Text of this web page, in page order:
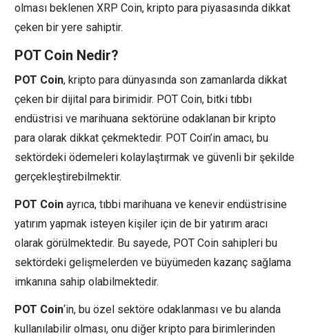
olması beklenen XRP Coin, kripto para piyasasında dikkat
çeken bir yere sahiptir.
POT Coin Nedir?
POT Coin, kripto para dünyasında son zamanlarda dikkat
çeken bir dijital para birimidir. POT Coin, bitki tıbbı
endüstrisi ve marihuana sektörüne odaklanan bir kripto
para olarak dikkat çekmektedir. POT Coin’in amacı, bu
sektördeki ödemeleri kolaylaştırmak ve güvenli bir şekilde
gerçekleştirebilmektir.
POT Coin ayrıca, tıbbi marihuana ve kenevir endüstrisine
yatırım yapmak isteyen kişiler için de bir yatırım aracı
olarak görülmektedir. Bu sayede, POT Coin sahipleri bu
sektördeki gelişmelerden ve büyümeden kazanç sağlama
imkanına sahip olabilmektedir.
POT Coin‘in, bu özel sektöre odaklanması ve bu alanda
kullanılabilir olması, onu diğer kripto para birimlerinden